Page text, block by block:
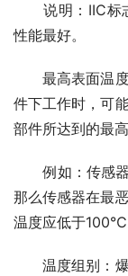
说明：IIC标志
性能最好。
最高表面温度
件下工作时，可
部件所达到的最
例如：传感器
那么传感器在最
温度应低于100℃
温度组别：爆